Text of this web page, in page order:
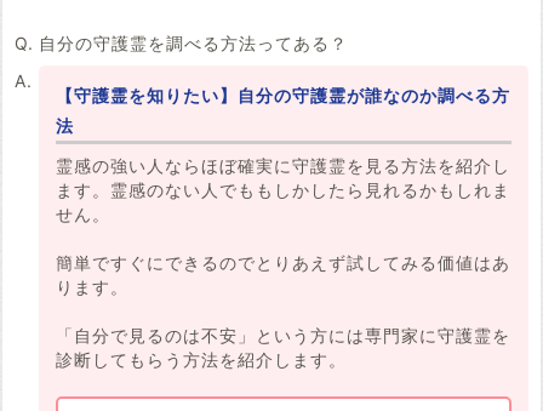
自分の守護霊を調べる方法ってある？
【守護霊を知りたい】自分の守護霊が誰なのか調べる方
法
霊感の強い人ならほぼ確実に守護霊を見る方法を紹介し
ます。霊感のない人でももしかしたら見れるかもしれま
せん。
簡単ですぐにできるのでとりあえず試してみる価値はあ
ります。
「自分で見るのは不安」という方には専門家に守護霊を
診断してもらう方法を紹介します。